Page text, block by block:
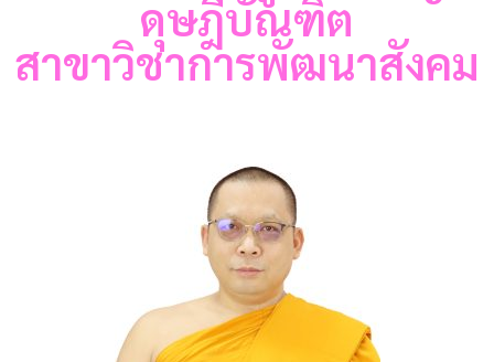
ดุษฎีบัณฑิต
สาขาวิชาการพัฒนาสังคม